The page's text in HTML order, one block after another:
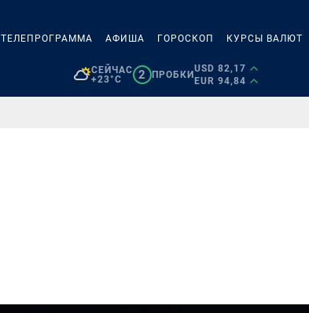
ТЕЛЕПРОГРАММА АФИША ГОРОСКОП КУРСЫ ВАЛЮТ
СЕЙЧАС
+23°C
2 ПРОБКИ
USD 82,17
EUR 94,84